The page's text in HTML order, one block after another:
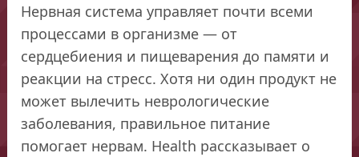
Нервная система управляет почти всеми
процессами в организме — от
сердцебиения и пищеварения до памяти и
реакции на стресс. Хотя ни один продукт не
может вылечить неврологические
заболевания, правильное питание
помогает нервам. Health рассказывает о